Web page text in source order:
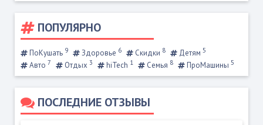
ПОПУЛЯРНО
ПоКушать 9 Здоровье 6 Скидки 8 Детям 5
Авто 7 Отдых 3 hiTech 1 Семья 8 ПроМашины 5
ПОСЛЕДНИЕ ОТЗЫВЫ